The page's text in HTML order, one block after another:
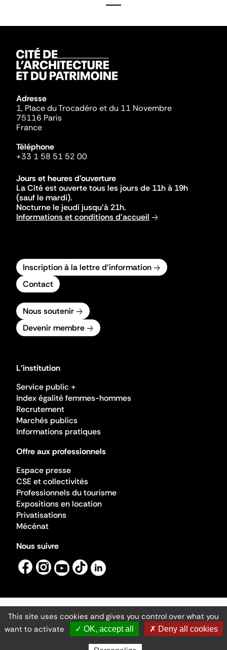
Adresse
1, Place du Trocadéro et du 11 Novembre
75116 Paris
France
Téléphone
+33 1 58 51 52 00
Jours et heures d'ouverture
La Cité est ouverte tous les jours de 11h à 19h
(sauf le mardi).
Nocturne le jeudi jusqu'à 21h.
Informations et conditions d'accueil
Inscription à la lettre d'information
Contact
Nous soutenir
Devenir membre
L'institution
Service public +
Index égalité femmes-hommes
Recrutement
Marchés publics
Informations pratiques
Offre aux professionnels
Espace presse
CSE et collectivités
Professionnels du tourisme
Expositions en location
Privatisations
Mécénat
Nous suivre
Mentions légales
Gestion des cookies
Accessibilité numérique
Ministère de la Culture ©2026
- Cité de l'architecture et du patrimoine
This site uses cookies and gives you control over what you
want to activate
✓ OK, accept all ✗ Deny all cookies